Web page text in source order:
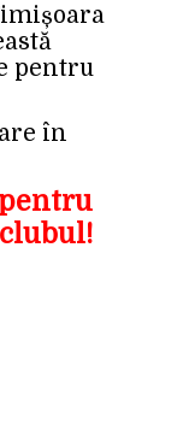
pentru
în